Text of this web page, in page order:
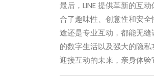
最后，LINE 提供革新的互
合了趣味性、创意性和安
途还是专业互动，都能无
的数字生活以及强大的隐私
迎接互动的未来，亲身体